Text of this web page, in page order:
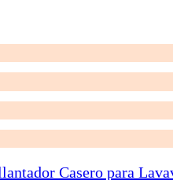
Casero para